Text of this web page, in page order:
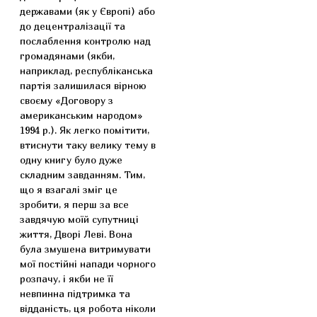
державами (як у Європі) або
до децентралізації та
послаблення контролю над
громадянами (якби,
наприклад, республіканська
партія залишилася вірною
своєму «Договору з
американським народом»
1994 р.). Як легко помітити,
втиснути таку велику тему в
одну книгу було дуже
складним завданням. Тим,
що я взагалі зміг це
зробити, я перш за все
завдячую моїй супутниці
життя, Дворі Леві. Вона
була змушена витримувати
мої постійні напади чорного
розпачу, і якби не її
невпинна підтримка та
відданість, ця робота ніколи